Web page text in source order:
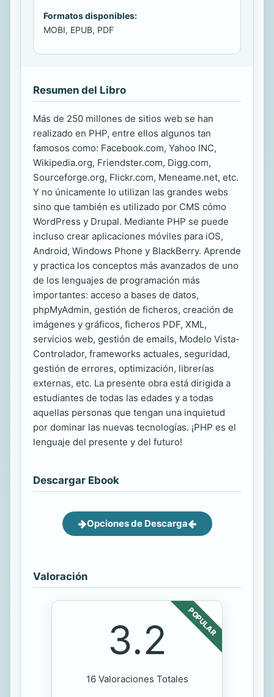
Formatos disponibles:
MOBI, EPUB, PDF
Resumen del Libro
Más de 250 millones de sitios web se han
realizado en PHP, entre ellos algunos tan
famosos como: Facebook.com, Yahoo INC,
Wikipedia.org, Friendster.com, Digg.com,
Sourceforge.org, Flickr.com, Meneame.net, etc.
Y no únicamente lo utilizan las grandes webs
sino que también es utilizado por CMS cómo
WordPress y Drupal. Mediante PHP se puede
incluso crear aplicaciones móviles para iOS,
Android, Windows Phone y BlackBerry. Aprende
y practica los conceptos más avanzados de uno
de los lenguajes de programación más
importantes: acceso a bases de datos,
phpMyAdmin, gestión de ficheros, creación de
imágenes y gráficos, ficheros PDF, XML,
servicios web, gestión de emails, Modelo Vista-
Controlador, frameworks actuales, seguridad,
gestión de errores, optimización, librerías
externas, etc. La presente obra está dirigida a
estudiantes de todas las edades y a todas
aquellas personas que tengan una inquietud
por dominar las nuevas tecnologías. ¡PHP es el
lenguaje del presente y del futuro!
Descargar Ebook
Opciones de Descarga
Valoración
POPULAR
3.2
16 Valoraciones Totales